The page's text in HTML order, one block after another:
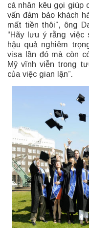
cá nhân kêu gọi
vấn đảm bảo khách
mất tiền thôi”, ông
“Hãy lưu ý rằng
hậu quả nghiêm
visa lần đó mà còn
Mỹ vĩnh viễn trong
của việc gian lận”.